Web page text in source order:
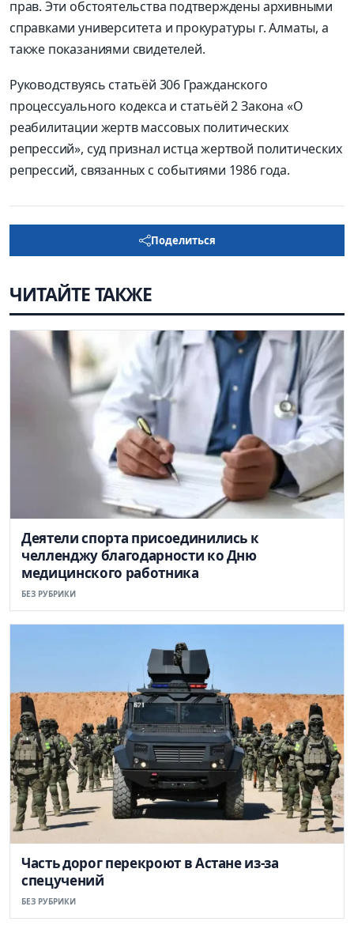
прав. Эти обстоятельства подтверждены архивными
справками университета и прокуратуры г. Алматы, а
также показаниями свидетелей.
Руководствуясь статьёй 306 Гражданского
процессуального кодекса и статьёй 2 Закона «О
реабилитации жертв массовых политических
репрессий», суд признал истца жертвой политических
репрессий, связанных с событиями 1986 года.
Поделиться
ЧИТАЙТЕ ТАКЖЕ
Деятели спорта присоединились к
челленджу благодарности ко Дню
медицинского работника
БЕЗ РУБРИКИ
Часть дорог перекроют в Астане из-за
спецучений
БЕЗ РУБРИКИ